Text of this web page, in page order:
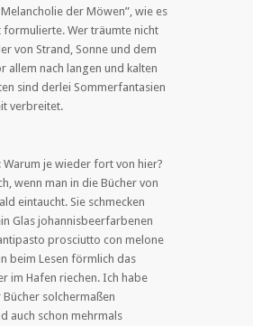
der Möwen”, wie es
formulierte. Wer träumte nicht
von Strand, Sonne und dem
allem nach langen und kalten
sind derlei Sommerfantasien
verbreitet.
Warum je wieder fort von hier?
wenn man in die Bücher von
eintaucht. Sie schmecken
Glas johannisbeerfarbenen
prosciutto con melone
beim Lesen förmlich das
im Hafen riechen. Ich habe
Bücher solchermaßen
auch schon mehrmals